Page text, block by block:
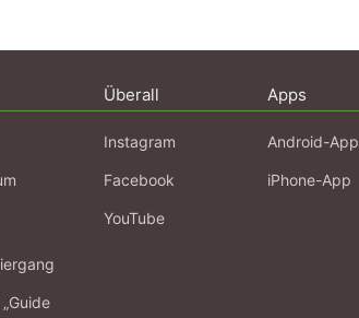
Überall
Instagram
Facebook
YouTube
Apps
Android-App
iPhone-App